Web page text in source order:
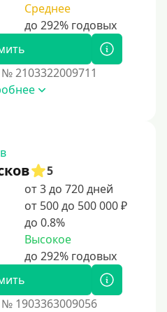
Среднее
2103322009711
5
от 3 до 720 дней
от 500 до 500 000 ₽
до 0.8%
Высокое
1903363009056